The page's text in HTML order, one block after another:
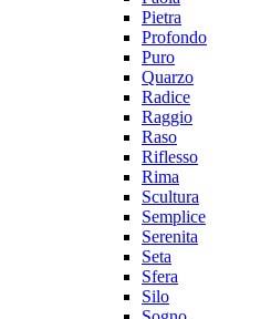
Pietra
Profondo
Puro
Quarzo
Radice
Raggio
Raso
Riflesso
Rima
Scultura
Semplice
Serenita
Seta
Sfera
Silo